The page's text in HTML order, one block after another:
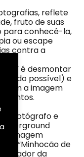
reflete
fruto de suas
para conhecê-la,
ou escape
contra a
” é desmontar
possível) e
com a imagem
é fotógrafo e
Imagem
“Minhocão de
curador da